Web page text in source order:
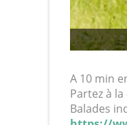
A 10 min
Partez à
Balades